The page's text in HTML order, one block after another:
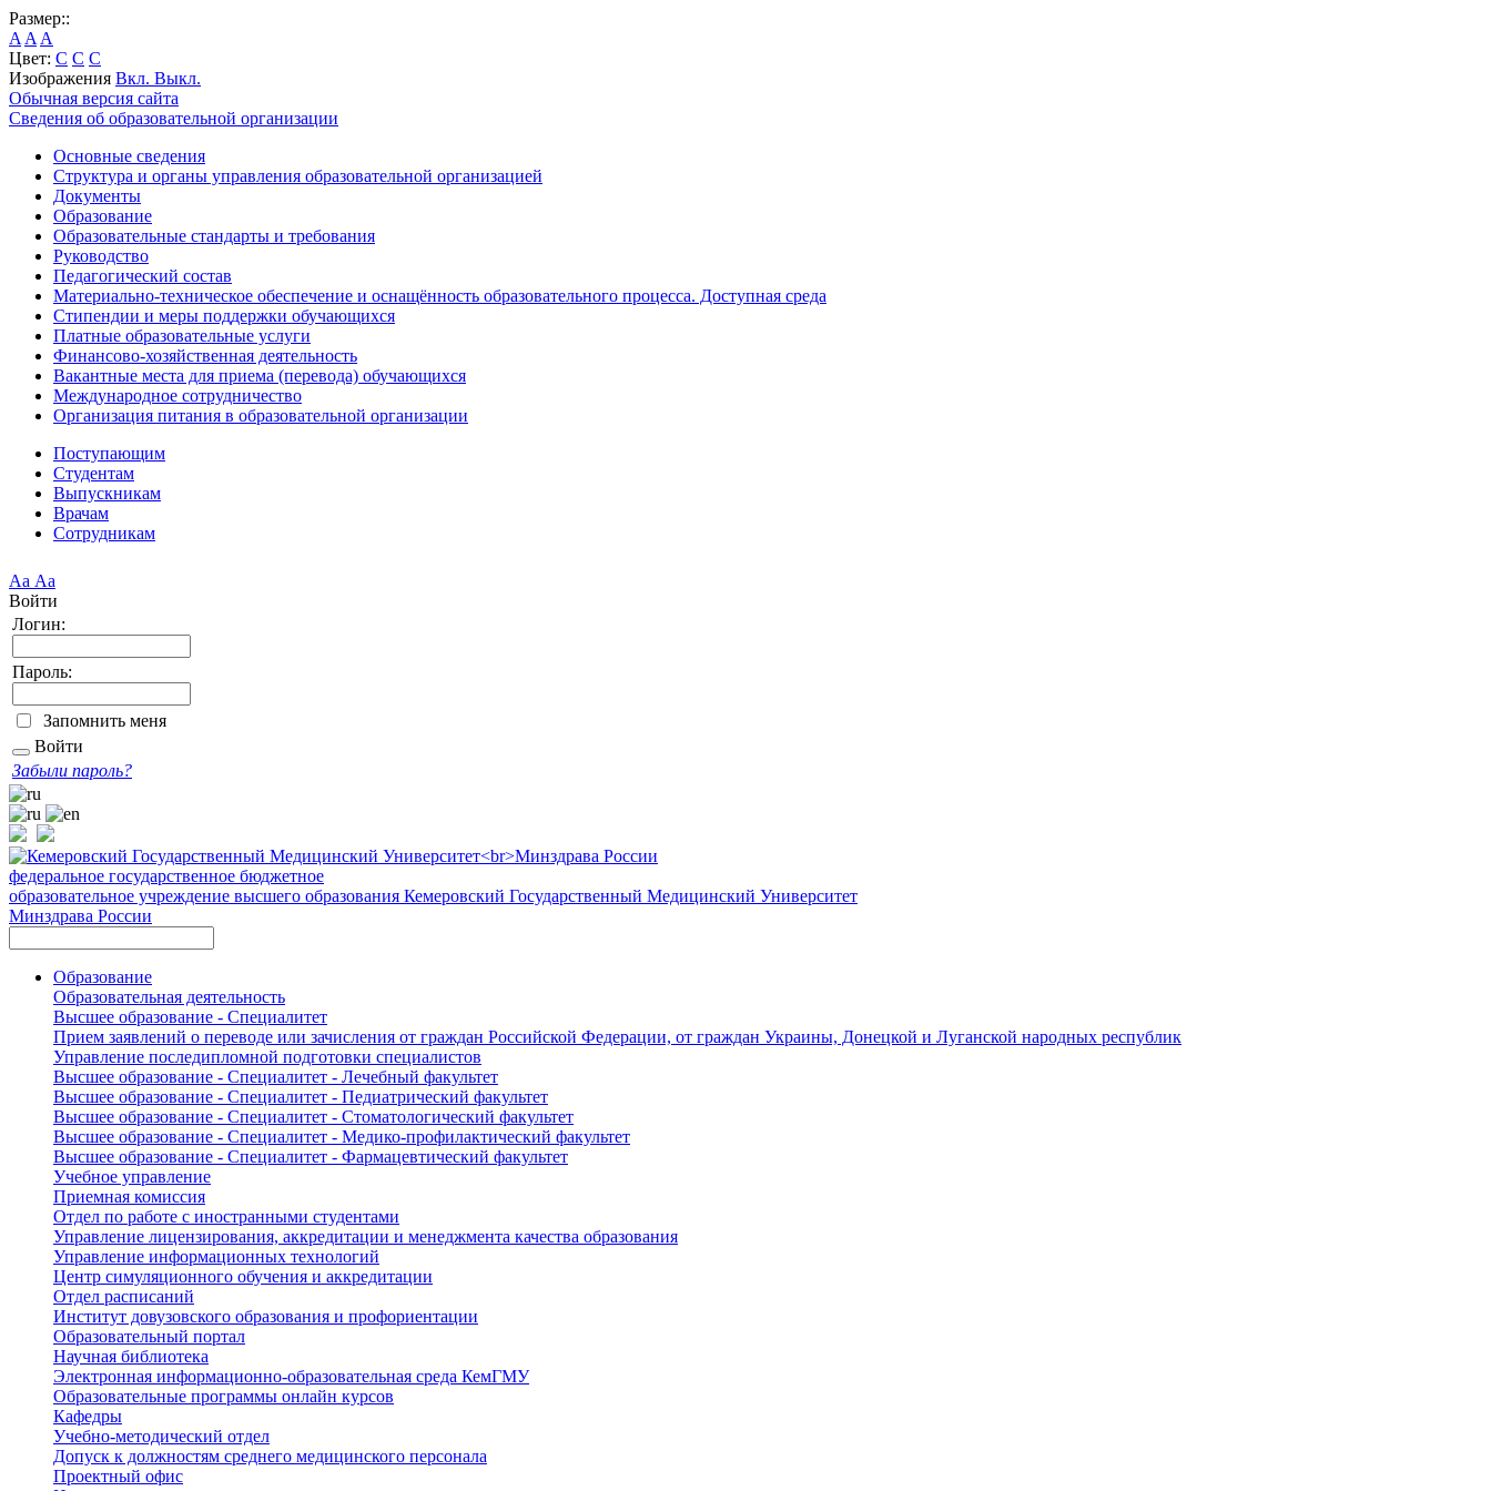
Размер::
A A A
Цвет: C C C
Изображения Вкл. Выкл.
Обычная версия сайта
Сведения об образовательной организации
Основные сведения
Структура и органы управления образовательной организацией
Документы
Образование
Образовательные стандарты и требования
Руководство
Педагогический состав
Материально-техническое обеспечение и оснащённость образовательного процесса. Доступная среда
Стипендии и меры поддержки обучающихся
Платные образовательные услуги
Финансово-хозяйственная деятельность
Вакантные места для приема (перевода) обучающихся
Международное сотрудничество
Организация питания в образовательной организации
Поступающим
Студентам
Выпускникам
Врачам
Сотрудникам
Аа Аа
Войти
Логин:
Пароль:
Запомнить меня
Войти
Забыли пароль?
федеральное государственное бюджетное
образовательное учреждение высшего образования Кемеровский Государственный Медицинский Университет
Минздрава России
Образование
Образовательная деятельность
Высшее образование - Специалитет
Прием заявлений о переводе или зачисления от граждан Российской Федерации, от граждан Украины, Донецкой и Луганской народных республик
Управление последипломной подготовки специалистов
Высшее образование - Специалитет - Лечебный факультет
Высшее образование - Специалитет - Педиатрический факультет
Высшее образование - Специалитет - Стоматологический факультет
Высшее образование - Специалитет - Медико-профилактический факультет
Высшее образование - Специалитет - Фармацевтический факультет
Учебное управление
Приемная комиссия
Отдел по работе с иностранными студентами
Управление лицензирования, аккредитации и менеджмента качества образования
Управление информационных технологий
Центр симуляционного обучения и аккредитации
Отдел расписаний
Институт довузовского образования и профориентации
Образовательный портал
Научная библиотека
Электронная информационно-образовательная среда КемГМУ
Образовательные программы онлайн курсов
Кафедры
Учебно-методический отдел
Допуск к должностям среднего медицинского персонала
Проектный офис